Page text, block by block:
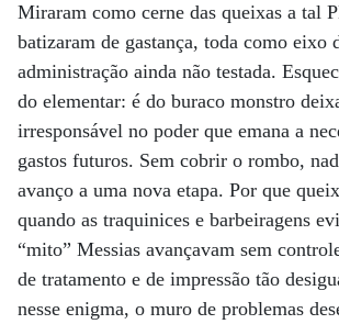
Miraram como cerne das queixas a tal
batizaram de gastança, toda como eixo
administração ainda não testada.
do elementar: é do buraco monstro
irresponsável no poder que emana a
gastos futuros. Sem cobrir o rombo,
avanço a uma nova etapa. Por que
quando as traquinices e barbeiragens
“mito” Messias avançavam sem
de tratamento e de impressão tão
nesse enigma, o muro de problemas